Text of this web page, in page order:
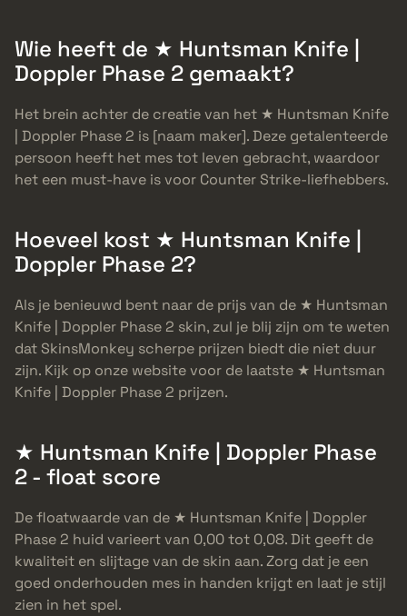
Wie heeft de ★ Huntsman Knife |
Doppler Phase 2 gemaakt?
Het brein achter de creatie van het ★ Huntsman Knife
| Doppler Phase 2 is [naam maker]. Deze getalenteerde
persoon heeft het mes tot leven gebracht, waardoor
het een must-have is voor Counter Strike-liefhebbers.
Hoeveel kost ★ Huntsman Knife |
Doppler Phase 2?
Als je benieuwd bent naar de prijs van de ★ Huntsman
Knife | Doppler Phase 2 skin, zul je blij zijn om te weten
dat SkinsMonkey scherpe prijzen biedt die niet duur
zijn. Kijk op onze website voor de laatste ★ Huntsman
Knife | Doppler Phase 2 prijzen.
★ Huntsman Knife | Doppler Phase
2 - float score
De floatwaarde van de ★ Huntsman Knife | Doppler
Phase 2 huid varieert van 0,00 tot 0,08. Dit geeft de
kwaliteit en slijtage van de skin aan. Zorg dat je een
goed onderhouden mes in handen krijgt en laat je stijl
zien in het spel.